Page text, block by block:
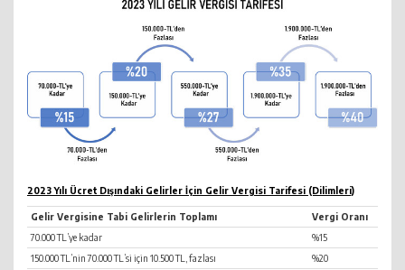
2023 Yılı Ücret Dışındaki Gelirler İçin Gelir Vergisi Tarifesi (Dilimleri)
Gelir Vergisine Tabi Gelirlerin Toplamı
Vergi Oranı
70.000 TL’ye kadar
%15
150.000 TL’nin 70.000 TL’si için 10.500 TL, fazlası
%20